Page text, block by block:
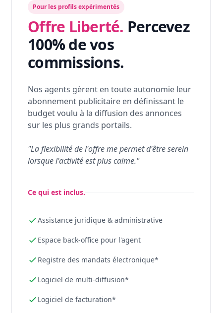
Pour les profils expérimentés
Offre Liberté. Percevez
100% de vos
commissions.
Nos agents gèrent en toute autonomie leur
abonnement publicitaire en définissant le
budget voulu à la diffusion des annonces
sur les plus grands portails.
"La flexibilité de l'offre me permet d'être serein
lorsque l'activité est plus calme."
Ce qui est inclus.
Assistance juridique & administrative
Espace back-office pour l'agent
Registre des mandats électronique*
Logiciel de multi-diffusion*
Logiciel de facturation*